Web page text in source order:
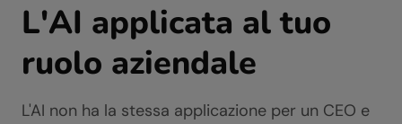
L'AI applicata al tuo
ruolo aziendale
L'AI non ha la stessa applicazione per un CEO e